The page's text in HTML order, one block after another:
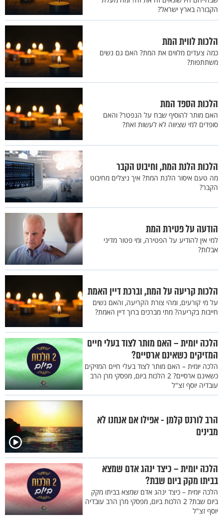
הקבורה בארץ ישראל?
הלכות לווית המת
כמה צעדים מלווים את המת? האם גם נשים
משתתפות?
הלכות הספד המת
האם מותר להוסיף שבח על הנפטר? והאם
סופדים למי שציווה לא לעשות זאת?
הלכות הלנת המת, וחיבוט הקבר
מה טעם איסור הלנת המת? איך ניצלים מחיבוט
הקבר?
הודעה על פטירת המת
למי אין להודיע על הפטירה, ומי פטור מדיני
אבלות?
הלכות קריעה על המת, וברכת דיין האמת
על מי קורעים, ומהי צורת הקריעה, והאם נשים
חייבות בקריעה? מתי מברכים ברוך דיין האמת?
הלכה יומית – האם מותר לצוד בעלי חיים
המזיקים כשאינם ארסיים?
הלכה יומית – האם מותר לצוד בעלי חיים המזיקים
כשאינם ארסיים? 2 הלכות ביום, מפסקי מרן הרב
עובדיה יוסף זצ"ל
הרב לורנס קלמן - אפילו אם אנחנו לא
מבינים
הלכה יומית – כיצד ינהג אדם שמצא
בביתו מקק ביום שבת?
הלכה יומית – כיצד ינהג אדם שמצא בביתו מקק
ביום שבת? 2 הלכות ביום, מפסקי מרן הרב עובדיה
יוסף זצ"ל